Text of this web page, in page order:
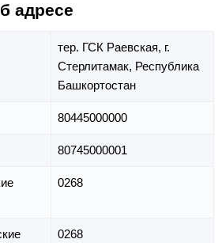
адресе
тер. ГСК Раевская, г.
Стерлитамак, Республика
Башкортостан
80445000000
80745000001
0268
0268